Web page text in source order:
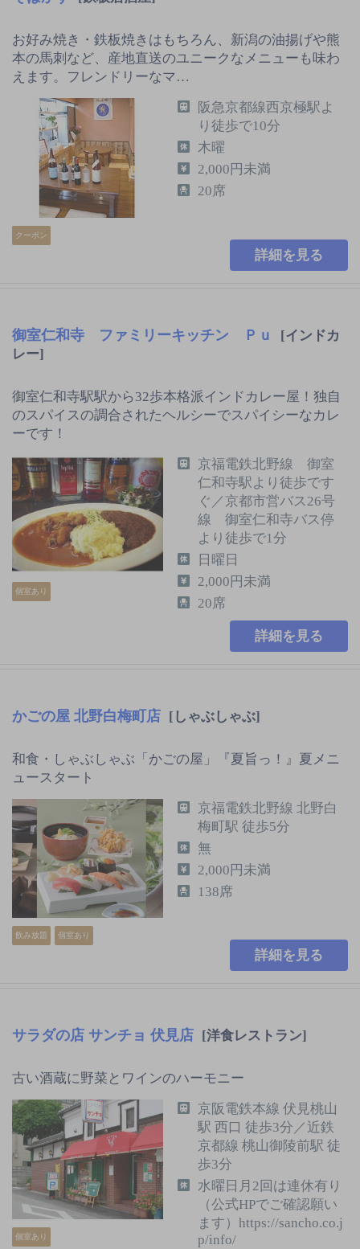
お好み焼き・鉄板焼きはもちろん、新潟の油揚げや熊
本の馬刺など、産地直送のユニークなメニューも味わ
えます。フレンドリーなマ…
クーポン
阪急京都線西京極駅よ
り徒歩で10分
木曜
2,000円未満
20席
詳細を見る
御室仁和寺 ファミリーキッチン Ｐｕ
[インドカ
レー]
御室仁和寺駅駅から32歩本格派インドカレー屋！独自
のスパイスの調合されたヘルシーでスパイシーなカレ
ーです！
個室あり
京福電鉄北野線 御室
仁和寺駅より徒歩です
ぐ／京都市営バス26号
線 御室仁和寺バス停
より徒歩で1分
日曜日
2,000円未満
20席
詳細を見る
かごの屋 北野白梅町店 [しゃぶしゃぶ]
和食・しゃぶしゃぶ「かごの屋」『夏旨っ！』夏メニ
ュースタート
飲み放題 個室あり
京福電鉄北野線 北野白
梅町駅 徒歩5分
無
2,000円未満
138席
詳細を見る
サラダの店 サンチョ 伏見店 [洋食レストラン]
古い酒蔵に野菜とワインのハーモニー
個室あり
京阪電鉄本線 伏見桃山
駅 西口 徒歩3分／近鉄
京都線 桃山御陵前駅 徒
歩3分
水曜日月2回は連休有り
（公式HPでご確認願い
ます）https://sancho.co.j
p/info/